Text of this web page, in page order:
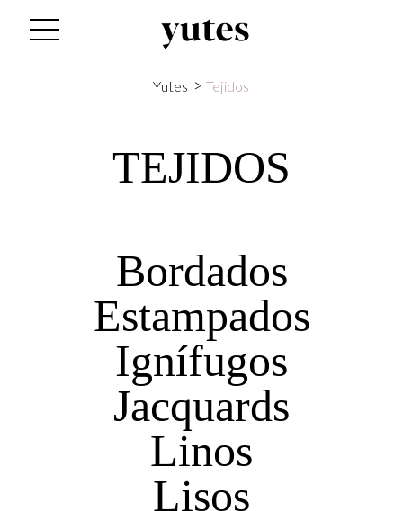
Yutes >Tejidos
TEJIDOS
Bordados
Estampados
Ignífugos
Jacquards
Linos
Lisos